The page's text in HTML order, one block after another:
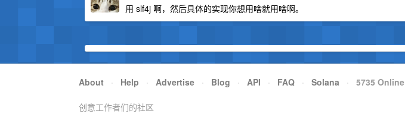
用 slf4j 啊，然后具体的实现你想用啥就用啥啊。
About · Help · Advertise · Blog · API · FAQ · Solana · 5735 Online
创意工作者们的社区